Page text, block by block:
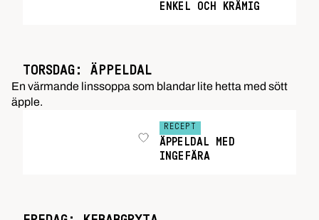
ENKEL OCH KRÄMIG
TORSDAG: ÄPPELDAL
En värmande linssoppa som blandar lite hetta med sött
äpple.
RECEPT
ÄPPELDAL MED
INGEFÄRA